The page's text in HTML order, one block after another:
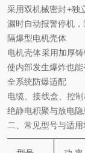
采用双机械密封+独
漏时自动报警停机，
‌隔爆型电机壳体‌
电机壳体采用加厚
使内部发生爆炸也能
‌全系统防爆适配‌
电缆、接线盒、控
绝静电积聚与放电隐
二、常见型号与适